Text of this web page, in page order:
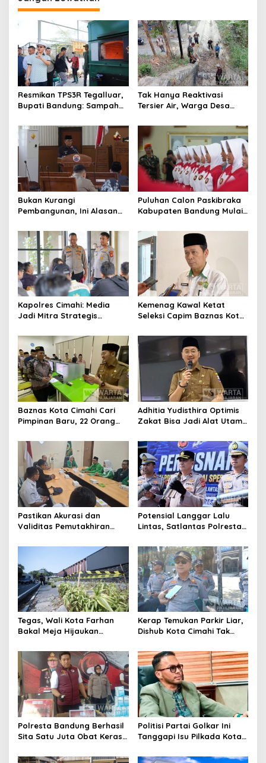
a
s
i
p
o
s
Resmikan TPS3R Tegalluar,
Bupati Bandung: Sampah
Pemerintah
Tak Hanya Reaktivasi
Tersier Air, Warga Desa
Alternatif di Padalarang
Bukan Kurangi
Pembangunan, Ini Alasan
Pengurangan Belanja
Daerah
Puluhan Calon Paskibraka
Kabupaten Bandung Mulai
Kapolres Cimahi: Media
Jadi Mitra Strategis
Publik
Kemenag Kawal Ketat
Seleksi Capim Baznas Kota
Komisioner Baznas
Berintegritas
Baznas Kota Cimahi Cari
Pimpinan Baru, 22 Orang
Adhitia Yudisthira Optimis
Zakat Bisa Jadi Alat Utama
Kota Cimahi
Pastikan Akurasi dan
Validitas Pemutakhiran
Cimahi Lakukan
Potensial Langgar Lalu
Lintas, Satlantas Polresta
Motor Berknalpot Brong
Tegas, Wali Kota Farhan
Bakal Meja Hijaukan
Riau
Kerap Temukan Parkir Liar,
Dishub Kota Cimahi Tak
Pembinaan
Polresta Bandung Berhasil
Sita Satu Juta Obat Keras
Kasus Narkoba
Politisi Partai Golkar Ini
Tanggapi Isu Pilkada Kota